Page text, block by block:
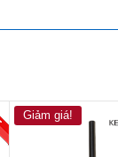
Giảm giá!